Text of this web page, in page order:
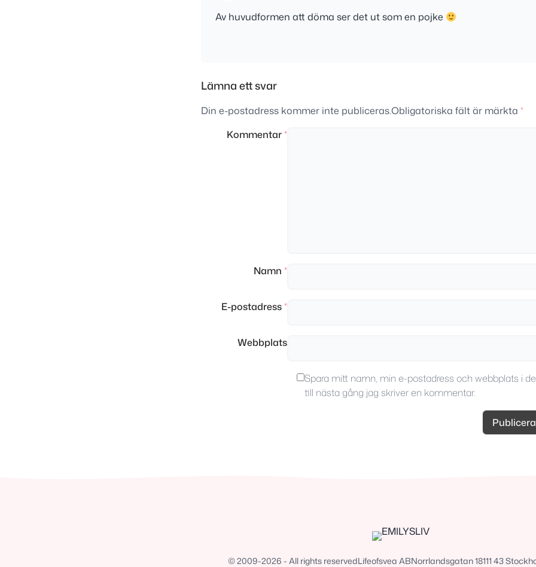
Av huvudformen att döma ser det ut som en pojke
Lämna ett svar
Din e-postadress kommer inte publiceras.Obligatoriska fält är märkta *
Kommentar*
Namn *
E-postadress*
Webbplats
Spara mitt namn, min e-postadress och webbplats i
till nästa gång jag skriver en kommentar.
© 2009-2026 - All rights reservedLifeofsvea ABNorrlandsgatan 18111 43